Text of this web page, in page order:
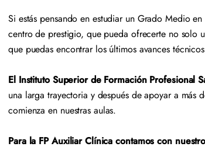
Si estás pensando en estudiar un Grado Medio
centro de prestigio, que pueda ofrecerte no solo
que puedas encontrar los últimos avances
El Instituto Superior de Formación Profesional
una larga trayectoria y después de apoyar a
comienza en nuestras aulas.
Para la FP Auxiliar Clínica contamos con